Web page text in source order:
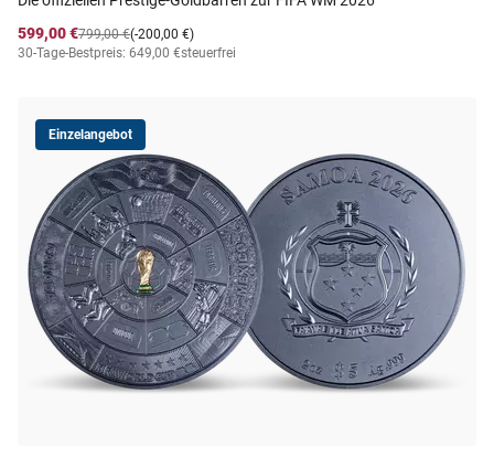
599,00 €
(-200,00 €)
799,00 €
30-Tage-Bestpreis: 649,00 €steuerfrei
Einzelangebot